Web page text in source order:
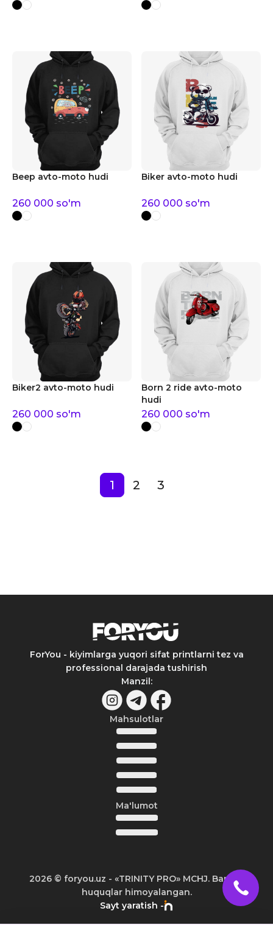
Beep avto-moto hudi
260 000 so'm
Biker avto-moto hudi
260 000 so'm
Biker2 avto-moto hudi
260 000 so'm
Born 2 ride avto-moto
hudi
260 000 so'm
1 2 3
ForYou - kiyimlarga yuqori sifat printlarni tez va
professional darajada tushirish
Manzil:
Mahsulotlar
Ma'lumot
2026© foryou.uz - «TRINITY PRO» MCHJ. Barcha
huquqlar himoyalangan.
Sayt yaratish -